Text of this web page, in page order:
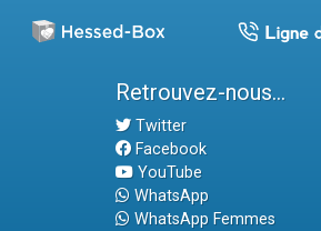
Retrouvez-nous...
Twitter
Facebook
YouTube
WhatsApp
WhatsApp Femmes